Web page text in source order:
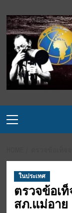
to
content
Menu
ในประเทศ
ตรวจข้อเ
สภ.แม่อาย